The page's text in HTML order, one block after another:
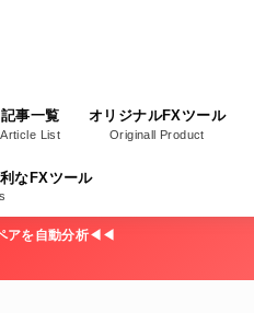
記事一覧
Article List
オリジナルFXツール
Originall Product
なFXツール
アを自動分析◀◀